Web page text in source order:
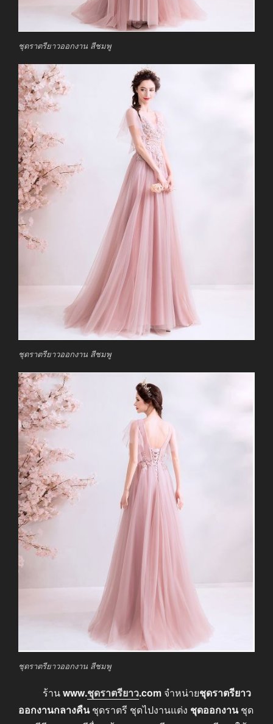
ชุดราตรียาวออกงาน สีชมพู
ชุดราตรียาวออกงาน สีชมพู
ชุดราตรียาวออกงาน สีชมพู
ร้านwww.ชุดราตรียาว.com จำหน่ายชุดราตรียาว
ออกงานกลางคืนชุดราตรี ชุดไปงานแต่ง ชุดออกงานชุด